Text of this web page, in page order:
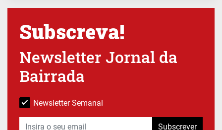
Subscreva!
Newsletter Jornal da
Bairrada
Newsletter Semanal
Subscrever